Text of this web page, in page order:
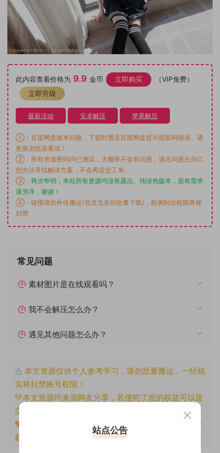
此内容查看价格为 9.9 金币 立即购买
（VIP免费）
立即升级
最新活动 安卓解压 苹果解压
①：百度网盘版本问题，下载时遇见百度网盘提示提取码错误，请
更换浏览器重试！
②：所有资源密码均已测试，大概率不会有问题，遇见问题先自己
想办法寻找解决方案，不会再提交工单。
③： 再次申明，本站所有资源均没有露点、纯绿色版本，若有需求
请另寻，谢谢！
④：链接请勿外传搬运(包含无差别批量下载)，检测到后权限将被
封禁
常见问题
素材图片是在线观看吗？
我不会解压怎么办？
遇见其他问题怎么办？
本文资源仅供个人参考学习，请勿批量搬运，一经核
实将封禁账号权限！
💚本文资源均来源网友分享，若侵犯了您的权益可以提
交工单处理。
🧡原文链接：
https://www.znjfg.com/2894.html
，转
载请注明出处。
站点公告